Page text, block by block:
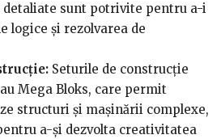
sunt potrivite pentru a-i
logice și rezolvarea de
Seturile de construcție
Mega Bloks, care permit
structuri și mașinării complexe,
a-și dezvolta creativitatea